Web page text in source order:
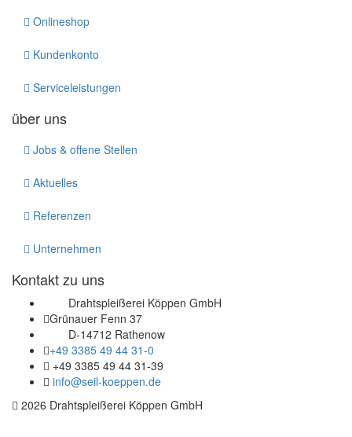
Onlineshop
Kundenkonto
Serviceleistungen
über uns
Jobs & offene Stellen
Aktuelles
Referenzen
Unternehmen
Kontakt zu uns
Drahtspleißerei Köppen GmbH
Grünauer Fenn 37
D-14712 Rathenow
+49 3385 49 44 31-0
+49 3385 49 44 31-39
info@seil-koeppen.de
2026 Drahtspleißerei Köppen GmbH